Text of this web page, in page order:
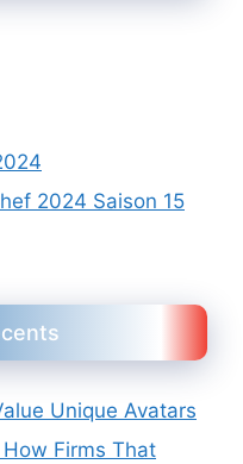
2024 Saison 15
Unique Avatars
Firms That